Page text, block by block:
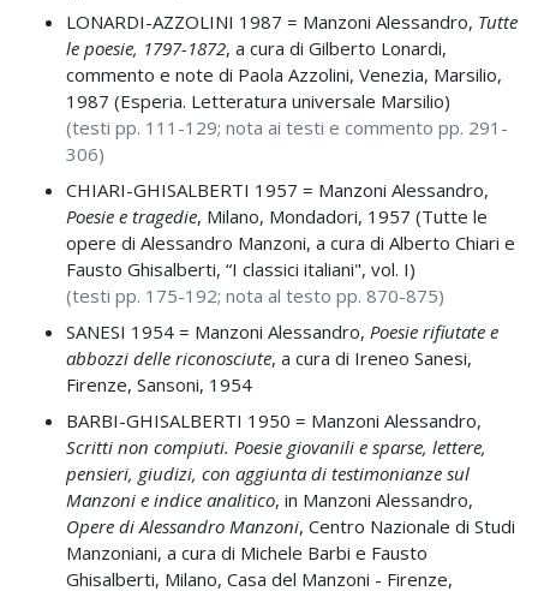
LONARDI-AZZOLINI 1987 = Manzoni Alessandro, Tutte
le poesie, 1797-1872, a cura di Gilberto Lonardi,
commento e note di Paola Azzolini, Venezia, Marsilio,
1987 (Esperia. Letteratura universale Marsilio)
(testi pp. 111-129; nota ai testi e commento pp. 291-
306)
CHIARI-GHISALBERTI 1957 = Manzoni Alessandro,
Poesie e tragedie, Milano, Mondadori, 1957 (Tutte le
opere di Alessandro Manzoni, a cura di Alberto Chiari e
Fausto Ghisalberti, “I classici italiani", vol. I)
(testi pp. 175-192; nota al testo pp. 870-875)
SANESI 1954 = Manzoni Alessandro, Poesie rifiutate e
abbozzi delle riconosciute, a cura di Ireneo Sanesi,
Firenze, Sansoni, 1954
BARBI-GHISALBERTI 1950 = Manzoni Alessandro,
Scritti non compiuti. Poesie giovanili e sparse, lettere,
pensieri, giudizi, con aggiunta di testimonianze sul
Manzoni e indice analitico, in Manzoni Alessandro,
Opere di Alessandro Manzoni, Centro Nazionale di Studi
Manzoniani, a cura di Michele Barbi e Fausto
Ghisalberti, Milano, Casa del Manzoni - Firenze,